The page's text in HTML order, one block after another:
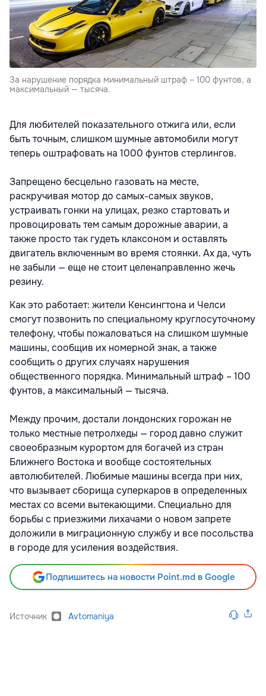
За нарушение порядка минимальный штраф – 100 фунтов, а
максимальный — тысяча.
Для любителей показательного отжига или, если
быть точным, слишком шумные автомобили могут
теперь оштрафовать на 1000 фунтов стерлингов.
Запрещено бесцельно газовать на месте,
раскручивая мотор до самых-самых звуков,
устраивать гонки на улицах, резко стартовать и
провоцировать тем самым дорожные аварии, а
также просто так гудеть клаксоном и оставлять
двигатель включенным во время стоянки. Ах да, чуть
не забыли — еще не стоит целенаправленно жечь
резину.
Как это работает: жители Кенсингтона и Челси
смогут позвонить по специальному круглосуточному
телефону, чтобы пожаловаться на слишком шумные
машины, сообщив их номерной знак, а также
сообщить о других случаях нарушения
общественного порядка. Минимальный штраф – 100
фунтов, а максимальный — тысяча.
Между прочим, достали лондонских горожан не
только местные петролхеды — город давно служит
своеобразным курортом для богачей из стран
Ближнего Востока и вообще состоятельных
автолюбителей. Любимые машины всегда при них,
что вызывает сборища суперкаров в определенных
местах со всеми вытекающими. Специально для
борьбы с приезжими лихачами о новом запрете
доложили в миграционную службу и все посольства
в городе для усиления воздействия.
Подпишитесь на новости Point.md в Google
Источник Avtomaniya